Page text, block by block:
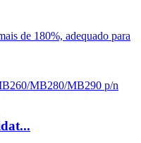
de 180%, adequado para